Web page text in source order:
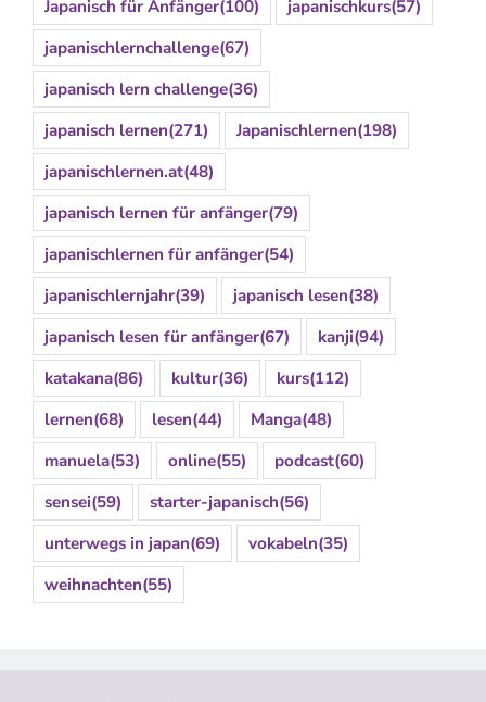
Japanisch für Anfänger(100) japanischkurs(57)
japanischlernchallenge(67)
japanisch lern challenge(36)
japanisch lernen(271) Japanischlernen(198)
japanischlernen.at(48)
japanisch lernen für anfänger(79)
japanischlernen für anfänger(54)
japanischlernjahr(39) japanisch lesen(38)
japanisch lesen für anfänger(67) kanji(94)
katakana(86) kultur(36) kurs(112)
lernen(68) lesen(44) Manga(48)
manuela(53) online(55) podcast(60)
sensei(59) starter-japanisch(56)
unterwegs in japan(69) vokabeln(35)
weihnachten(55)